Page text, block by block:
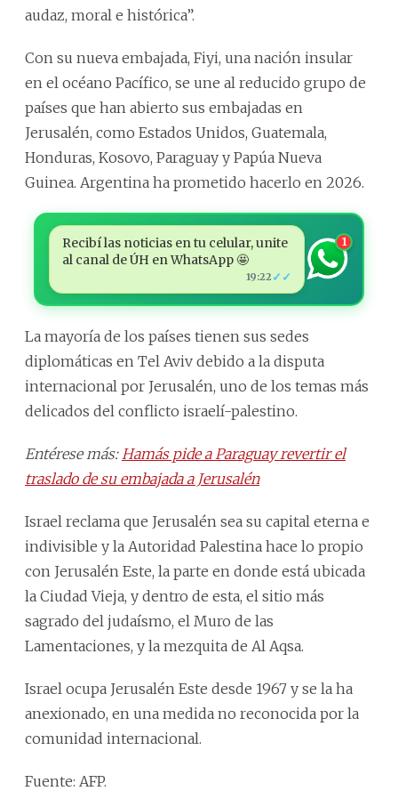
audaz, moral e histórica”.
Con su nueva embajada, Fiyi, una nación insular
en el océano Pacífico, se une al reducido grupo de
países que han abierto sus embajadas en
Jerusalén, como Estados Unidos, Guatemala,
Honduras, Kosovo, Paraguay y Papúa Nueva
Guinea. Argentina ha prometido hacerlo en 2026.
Recibí las noticias en tu celular, unite
al canal de ÚH en WhatsApp 🤩
19:22 ✓✓
1
La mayoría de los países tienen sus sedes
diplomáticas en Tel Aviv debido a la disputa
internacional por Jerusalén, uno de los temas más
delicados del conflicto israelí-palestino.
Entérese más: Hamás pide a Paraguay revertir el
traslado de su embajada a Jerusalén
Israel reclama que Jerusalén sea su capital eterna e
indivisible y la Autoridad Palestina hace lo propio
con Jerusalén Este, la parte en donde está ubicada
la Ciudad Vieja, y dentro de esta, el sitio más
sagrado del judaísmo, el Muro de las
Lamentaciones, y la mezquita de Al Aqsa.
Israel ocupa Jerusalén Este desde 1967 y se la ha
anexionado, en una medida no reconocida por la
comunidad internacional.
Fuente: AFP.